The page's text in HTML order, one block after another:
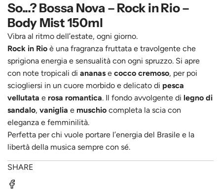
So...? Bossa Nova – Rock in Rio –
Body Mist 150ml
Vibra al ritmo dell’estate, ogni giorno.
Rock in Rio è una fragranza fruttata e travolgente che
sprigiona energia e sensualità con ogni spruzzo. Si apre
con note tropicali di ananas e cocco cremoso, per poi
sciogliersi in un cuore morbido e delicato di pesca
vellutata e rosa romantica. Il fondo avvolgente di legno di
sandalo, vaniglia e muschio completa la scia con
eleganza e femminilità.
Perfetta per chi vuole portare l’energia del Brasile e la
libertà della musica sempre con sé.
SHARE